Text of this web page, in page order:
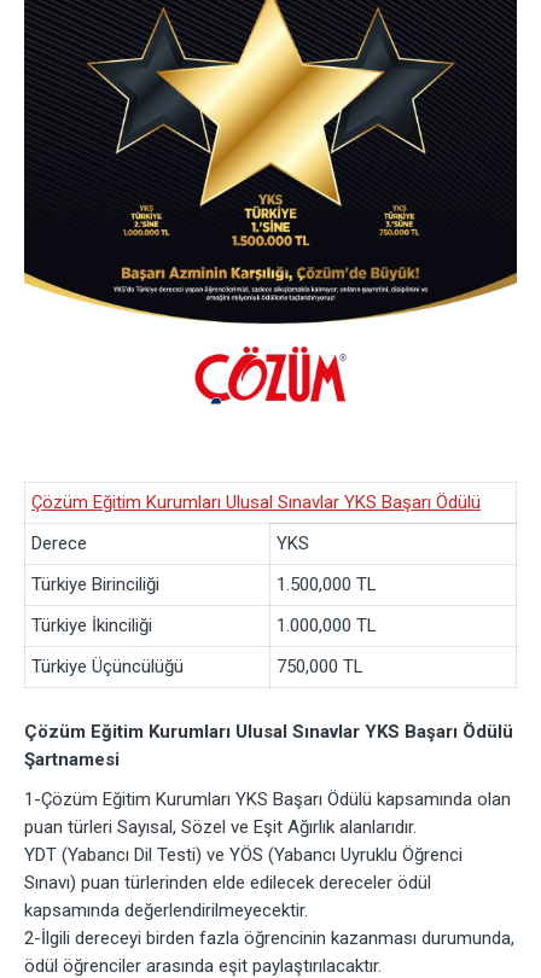
Çözüm Eğitim Kurumları Ulusal Sınavlar YKS Başarı Ödülü
Derece
YKS
Türkiye Birinciliği
1.500,000 TL
Türkiye İkinciliği
1.000,000 TL
Türkiye Üçüncülüğü
750,000 TL
Çözüm Eğitim Kurumları Ulusal Sınavlar YKS Başarı Ödülü
Şartnamesi
1-Çözüm Eğitim Kurumları YKS Başarı Ödülü kapsamında olan
puan türleri Sayısal, Sözel ve Eşit Ağırlık alanlarıdır.
YDT (Yabancı Dil Testi) ve YÖS (Yabancı Uyruklu Öğrenci
Sınavı) puan türlerinden elde edilecek dereceler ödül
kapsamında değerlendirilmeyecektir.
2-İlgili dereceyi birden fazla öğrencinin kazanması durumunda,
ödül öğrenciler arasında eşit paylaştırılacaktır.